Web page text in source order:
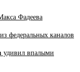
Фадеева
федеральных каналов
удивил впалыми